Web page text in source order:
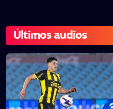
Últimos audios